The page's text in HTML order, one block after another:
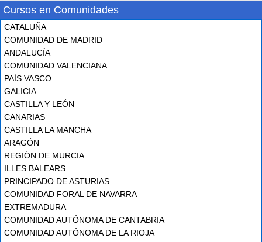
Cursos en Comunidades
CATALUÑA
COMUNIDAD DE MADRID
ANDALUCÍA
COMUNIDAD VALENCIANA
PAÍS VASCO
GALICIA
CASTILLA Y LEÓN
CANARIAS
CASTILLA LA MANCHA
ARAGÓN
REGIÓN DE MURCIA
ILLES BALEARS
PRINCIPADO DE ASTURIAS
COMUNIDAD FORAL DE NAVARRA
EXTREMADURA
COMUNIDAD AUTÓNOMA DE CANTABRIA
COMUNIDAD AUTÓNOMA DE LA RIOJA